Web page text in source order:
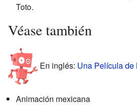
Toto.
Véase también
En inglés: Una Película de
Animación mexicana